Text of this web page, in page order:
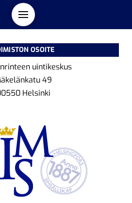
OSOITE
uintikeskus
49
Helsinki